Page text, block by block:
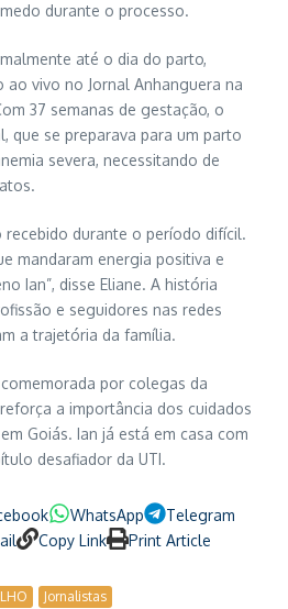
durante o processo.
até o dia do parto,
ao vivo no Jornal Anhanguera na
37 semanas de gestação, o
que se preparava para um parto
severa, necessitando de
durante o período difícil.
mandaram energia positiva e
Ian”, disse Eliane. A história
e seguidores nas redes
a trajetória da família.
por colegas da
a importância dos cuidados
Goiás. Ian já está em casa com
desafiador da UTI.
WhatsApp
Telegram
Copy Link Print Article
Jornalistas